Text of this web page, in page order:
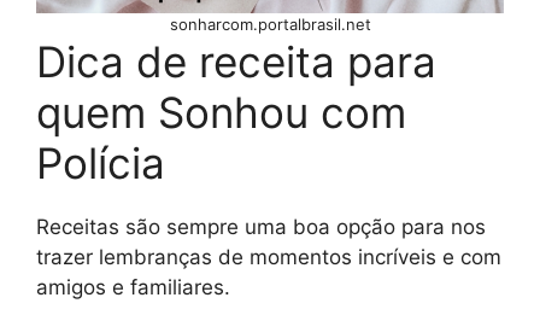
sonharcom.portalbrasil.net
Dica de receita para
quem Sonhou com
Polícia
Receitas são sempre uma boa opção para nos
trazer lembranças de momentos incríveis e com
amigos e familiares.